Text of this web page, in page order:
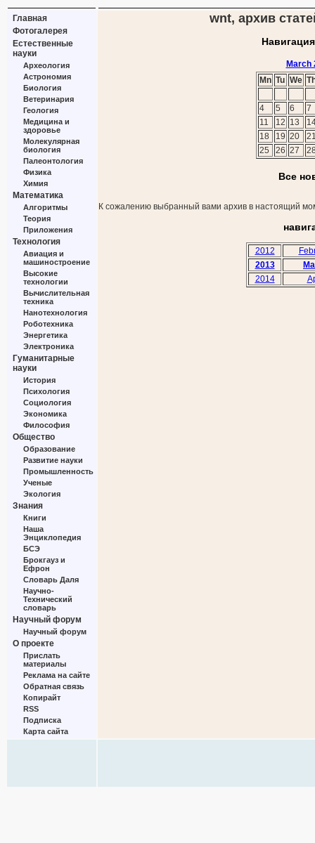
Главная
Фотогалерея
Естественные
науки
Археология
Астрономия
Биология
Ветеринария
Геология
Медицина и
здоровье
Молекулярная
биология
Палеонтология
Физика
Химия
Математика
Алгоритмы
Теория
Приложения
Технология
Авиация и
машиностроение
Высокие
технологии
Вычислительная
техника
Нанотехнология
Роботехника
Энергетика
Электроника
Гуманитарные
науки
История
Психология
Социология
Экономика
Философия
Общество
Образование
Развитие науки
Промышленность
Ученые
Экология
Знания
Книги
Наша
Энциклопедия
БСЭ
Брокгауз и
Ефрон
Словарь Даля
Научно-
Технический
словарь
Научный форум
Научный форум
О проекте
Прислать
материалы
Реклама на сайте
Обратная связь
Копирайт
RSS
Подписка
Карта сайта
wnt, архив
March
Mn Tu We
4 5 6
7
11
12 13
18
19 20
25
26 27
Все
К сожалению выбранный вами архив в настоящий
2012
2013
2014